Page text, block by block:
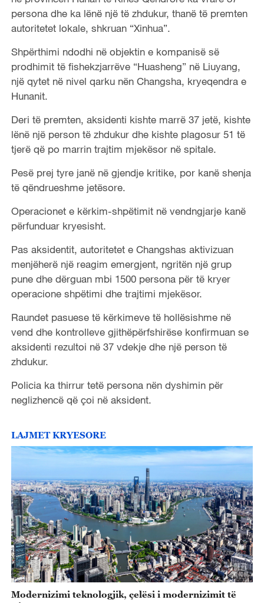
persona dhe ka lënë një të zhdukur, thanë të premten
autoritetet lokale, shkruan “Xinhua”.
Shpërthimi ndodhi në objektin e kompanisë së
prodhimit të fishekzjarrëve “Huasheng” në Liuyang,
një qytet në nivel qarku nën Changsha, kryeqendra e
Hunanit.
Deri të premten, aksidenti kishte marrë 37 jetë, kishte
lënë një person të zhdukur dhe kishte plagosur 51 të
tjerë që po marrin trajtim mjekësor në spitale.
Pesë prej tyre janë në gjendje kritike, por kanë shenja
të qëndrueshme jetësore.
Operacionet e kërkim-shpëtimit në vendngjarje kanë
përfunduar kryesisht.
Pas aksidentit, autoritetet e Changshas aktivizuan
menjëherë një reagim emergjent, ngritën një grup
pune dhe dërguan mbi 1500 persona për të kryer
operacione shpëtimi dhe trajtimi mjekësor.
Raundet pasuese të kërkimeve të hollësishme në
vend dhe kontrolleve gjithëpërfshirëse konfirmuan se
aksidenti rezultoi në 37 vdekje dhe një person të
zhdukur.
Policia ka thirrur tetë persona nën dyshimin për
neglizhencë që çoi në aksident.
LAJMET KRYESORE
Modernizimi teknologjik, çelësi i modernizimit të